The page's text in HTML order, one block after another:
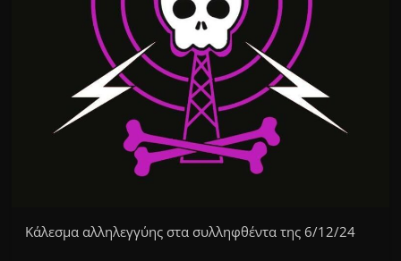
Κάλεσμα αλληλεγγύης στα συλληφθέντα της 6/12/24